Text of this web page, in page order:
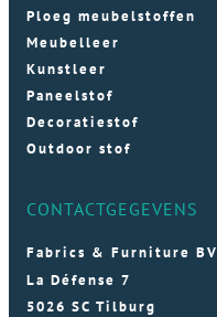
Ploeg meubelstoffen
Meubelleer
Kunstleer
Paneelstof
Decoratiestof
Outdoor stof
CONTACTGEGEVENS
Fabrics & Furniture BV
La Défense 7
5026 SC Tilburg